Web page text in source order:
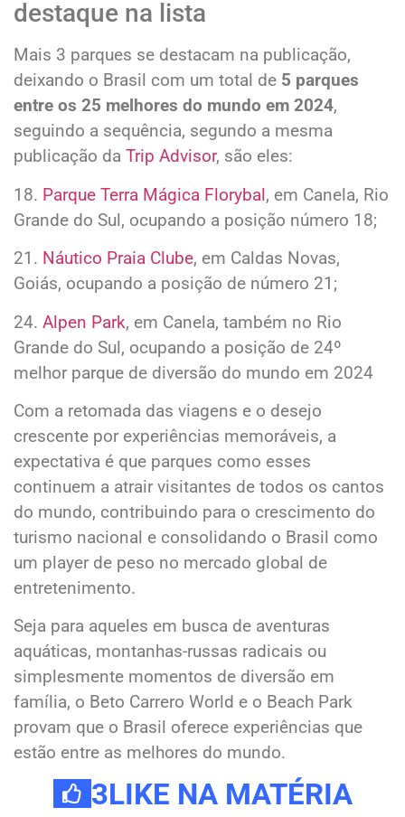
destaque na lista
Mais 3 parques se destacam na publicação,
deixando o Brasil com um total de 5 parques
entre os 25 melhores do mundo em 2024,
seguindo a sequência, segundo a mesma
publicação da Trip Advisor, são eles:
18. Parque Terra Mágica Florybal, em Canela, Rio
Grande do Sul, ocupando a posição número 18;
21. Náutico Praia Clube, em Caldas Novas,
Goiás, ocupando a posição de número 21;
24. Alpen Park, em Canela, também no Rio
Grande do Sul, ocupando a posição de 24º
melhor parque de diversão do mundo em 2024
Com a retomada das viagens e o desejo
crescente por experiências memoráveis, a
expectativa é que parques como esses
continuem a atrair visitantes de todos os cantos
do mundo, contribuindo para o crescimento do
turismo nacional e consolidando o Brasil como
um player de peso no mercado global de
entretenimento.
Seja para aqueles em busca de aventuras
aquáticas, montanhas-russas radicais ou
simplesmente momentos de diversão em
família, o Beto Carrero World e o Beach Park
provam que o Brasil oferece experiências que
estão entre as melhores do mundo.
3LIKE NA MATÉRIA